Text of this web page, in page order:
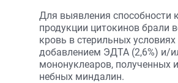
Для выявления способности
продукции цитокинов брали
кровь в стерильных условиях
добавлением ЭДТА (2,6%) и/
мононуклеаров, полученных
небных миндалин.